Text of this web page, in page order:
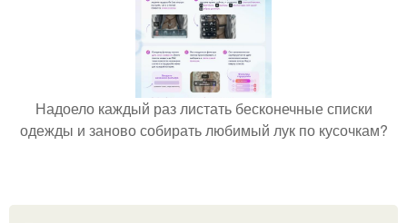
Надоело каждый раз листать бесконечные списки
одежды и заново собирать любимый лук по кусочкам?